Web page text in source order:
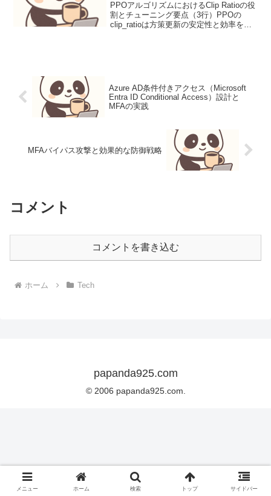
PPOアルゴリズムにおけるClip Ratioの役
割とチューニング要点（3行）PPOの
clip_ratioは方策更新の安定性と効率を決
Azure AD条件付きアクセス（Microsoft
Entra ID Conditional Access）設計と
MFAの実践
MFAバイパス攻撃と効果的な防御戦略
コメント
コメントを書き込む
ホーム Tech
papanda925.com
© 2006 papanda925.com.
メニュー ホーム 検索 トップ サイドバー